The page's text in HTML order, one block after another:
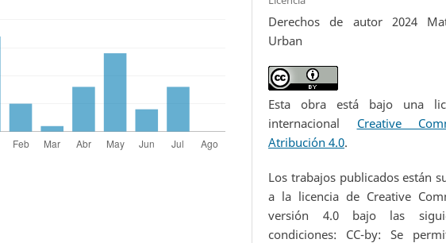
Derechos de autor 2024
Urban
Esta obra está bajo una
internacional Creative
Atribución 4.0.
Los trabajos publicados están
a la licencia de Creative
versión 4.0 bajo las
condiciones: CC-by: Se